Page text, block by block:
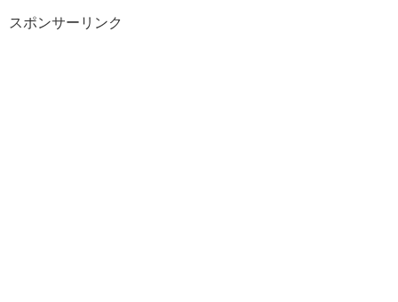
スポンサーリンク